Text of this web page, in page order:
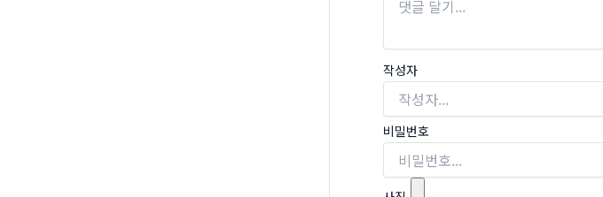
작성자
비밀번호